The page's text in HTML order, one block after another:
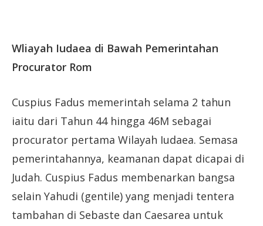
Wliayah Iudaea di Bawah Pemerintahan
Procurator Rom
Cuspius Fadus memerintah selama 2 tahun
iaitu dari Tahun 44 hingga 46M sebagai
procurator pertama Wilayah Iudaea. Semasa
pemerintahannya, keamanan dapat dicapai di
Judah. Cuspius Fadus membenarkan bangsa
selain Yahudi (gentile) yang menjadi tentera
tambahan di Sebaste dan Caesarea untuk